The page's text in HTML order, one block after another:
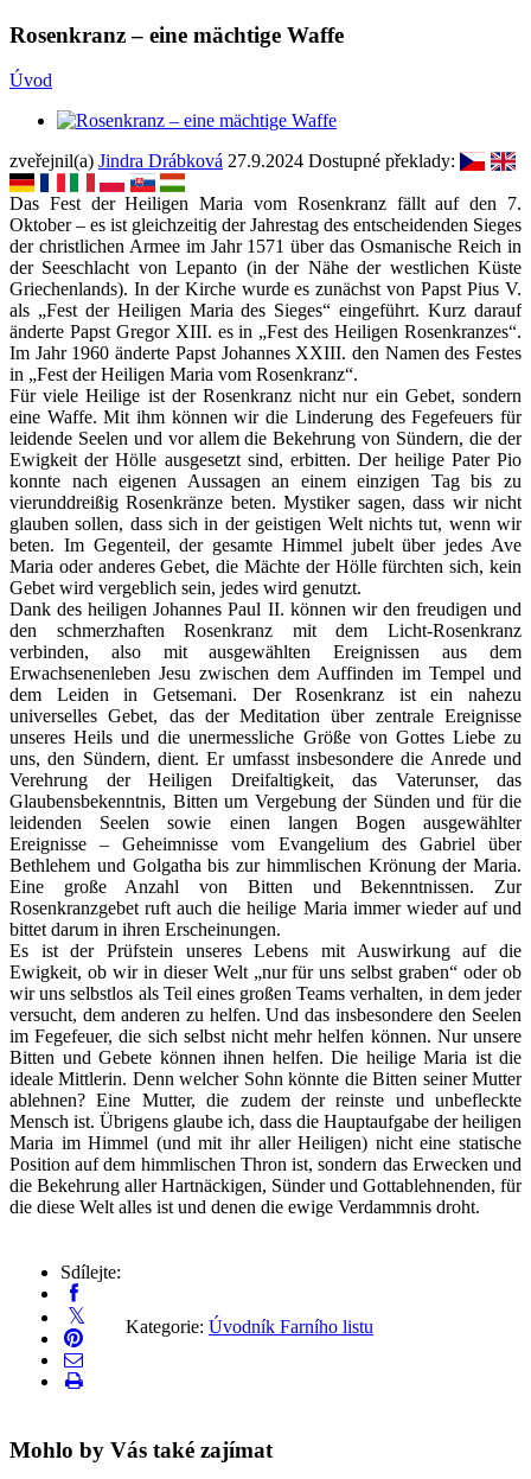
Rosenkranz – eine mächtige Waffe
Úvod
zveřejnil(a) Jindra Drábková 27.9.2024 Dostupné překlady:
Das Fest der Heiligen Maria vom Rosenkranz fällt auf den 7.
Oktober – es ist gleichzeitig der Jahrestag des entscheidenden Sieges
der christlichen Armee im Jahr 1571 über das Osmanische Reich in
der Seeschlacht von Lepanto (in der Nähe der westlichen Küste
Griechenlands). In der Kirche wurde es zunächst von Papst Pius V.
als „Fest der Heiligen Maria des Sieges“ eingeführt. Kurz darauf
änderte Papst Gregor XIII. es in „Fest des Heiligen Rosenkranzes“.
Im Jahr 1960 änderte Papst Johannes XXIII. den Namen des Festes
in „Fest der Heiligen Maria vom Rosenkranz“.
Für viele Heilige ist der Rosenkranz nicht nur ein Gebet, sondern
eine Waffe. Mit ihm können wir die Linderung des Fegefeuers für
leidende Seelen und vor allem die Bekehrung von Sündern, die der
Ewigkeit der Hölle ausgesetzt sind, erbitten. Der heilige Pater Pio
konnte nach eigenen Aussagen an einem einzigen Tag bis zu
vierunddreißig Rosenkränze beten. Mystiker sagen, dass wir nicht
glauben sollen, dass sich in der geistigen Welt nichts tut, wenn wir
beten. Im Gegenteil, der gesamte Himmel jubelt über jedes Ave
Maria oder anderes Gebet, die Mächte der Hölle fürchten sich, kein
Gebet wird vergeblich sein, jedes wird genutzt.
Dank des heiligen Johannes Paul II. können wir den freudigen und
den schmerzhaften Rosenkranz mit dem Licht-Rosenkranz
verbinden, also mit ausgewählten Ereignissen aus dem
Erwachsenenleben Jesu zwischen dem Auffinden im Tempel und
dem Leiden in Getsemani. Der Rosenkranz ist ein nahezu
universelles Gebet, das der Meditation über zentrale Ereignisse
unseres Heils und die unermessliche Größe von Gottes Liebe zu
uns, den Sündern, dient. Er umfasst insbesondere die Anrede und
Verehrung der Heiligen Dreifaltigkeit, das Vaterunser, das
Glaubensbekenntnis, Bitten um Vergebung der Sünden und für die
leidenden Seelen sowie einen langen Bogen ausgewählter
Ereignisse – Geheimnisse vom Evangelium des Gabriel über
Bethlehem und Golgatha bis zur himmlischen Krönung der Maria.
Eine große Anzahl von Bitten und Bekenntnissen. Zur
Rosenkranzgebet ruft auch die heilige Maria immer wieder auf und
bittet darum in ihren Erscheinungen.
Es ist der Prüfstein unseres Lebens mit Auswirkung auf die
Ewigkeit, ob wir in dieser Welt „nur für uns selbst graben“ oder ob
wir uns selbstlos als Teil eines großen Teams verhalten, in dem jeder
versucht, dem anderen zu helfen. Und das insbesondere den Seelen
im Fegefeuer, die sich selbst nicht mehr helfen können. Nur unsere
Bitten und Gebete können ihnen helfen. Die heilige Maria ist die
ideale Mittlerin. Denn welcher Sohn könnte die Bitten seiner Mutter
ablehnen? Eine Mutter, die zudem der reinste und unbefleckte
Mensch ist. Übrigens glaube ich, dass die Hauptaufgabe der heiligen
Maria im Himmel (und mit ihr aller Heiligen) nicht eine statische
Position auf dem himmlischen Thron ist, sondern das Erwecken und
die Bekehrung aller Hartnäckigen, Sünder und Gottablehnenden, für
die diese Welt alles ist und denen die ewige Verdammnis droht.
Sdílejte:
Kategorie: Úvodník Farního listu
Mohlo by Vás také zajímat